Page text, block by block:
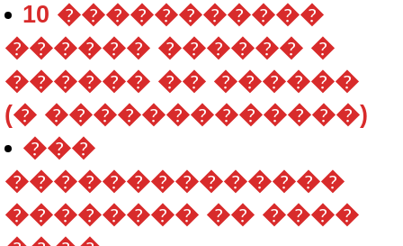
10 �����������
������ ������ �
������ �� ������
(� �������������)
���
��������������
�������� �� ����